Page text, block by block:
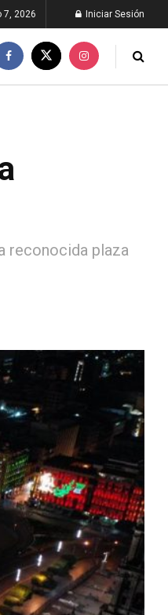
7, 2026 Iniciar Sesión
reconocida plaza